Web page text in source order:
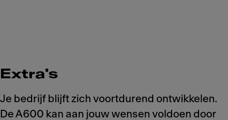
Extra's
Je bedrijf blijft zich voortdurend ontwikkelen.
De A600 kan aan jouw wensen voldoen door